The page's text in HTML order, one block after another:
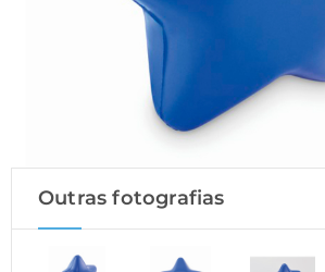
Outras fotografias